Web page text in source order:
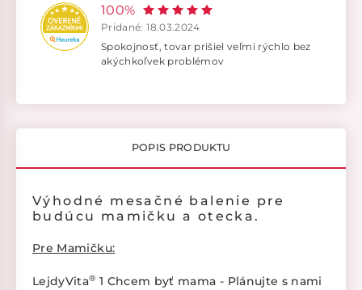
100%
Pridané: 18.03.2024
Spokojnosť, tovar prišiel veľmi rýchlo bez
akýchkoľvek problémov
POPIS PRODUKTU
Výhodné mesačné balenie pre
budúcu mamičku a otecka.
Pre Mamičku:
LejdyVita® 1 Chcem byť mama - Plánujte s nami